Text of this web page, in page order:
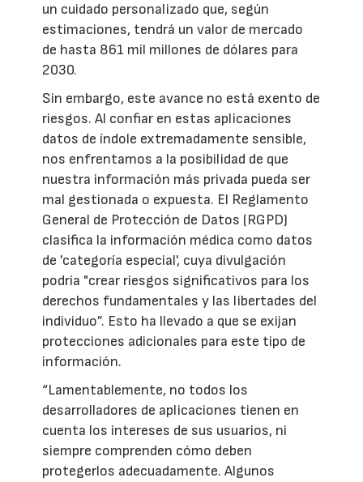
un cuidado personalizado que, según
estimaciones, tendrá un valor de mercado
de hasta 861 mil millones de dólares para
2030.
Sin embargo, este avance no está exento de
riesgos. Al confiar en estas aplicaciones
datos de índole extremadamente sensible,
nos enfrentamos a la posibilidad de que
nuestra información más privada pueda ser
mal gestionada o expuesta. El Reglamento
General de Protección de Datos (RGPD)
clasifica la información médica como datos
de 'categoría especial', cuya divulgación
podría "crear riesgos significativos para los
derechos fundamentales y las libertades del
individuo”. Esto ha llevado a que se exijan
protecciones adicionales para este tipo de
información.
“Lamentablemente, no todos los
desarrolladores de aplicaciones tienen en
cuenta los intereses de sus usuarios, ni
siempre comprenden cómo deben
protegerlos adecuadamente. Algunos